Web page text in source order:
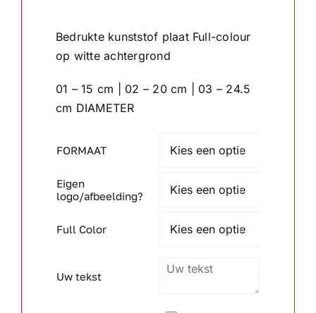
Wandborden
Gepersonaliseerde artikelen
Aanbiedingen
€28.30
Bedrukte kunststof plaat Full-colour
op witte achtergrond
01 – 15 cm | 02 – 20 cm | 03 – 24.5
cm DIAMETER
FORMAAT 
Eigen
logo/afbeelding?

Full Color 
Uw tekst